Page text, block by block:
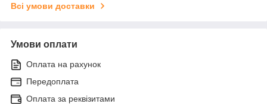
Всі умови доставки
Умови оплати
Оплата на рахунок
Передоплата
Оплата за реквізитами